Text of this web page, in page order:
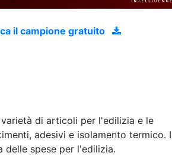
il campione gratuito
di articoli per l'edilizia e le
adesivi e isolamento termico. I
spese per l'edilizia.